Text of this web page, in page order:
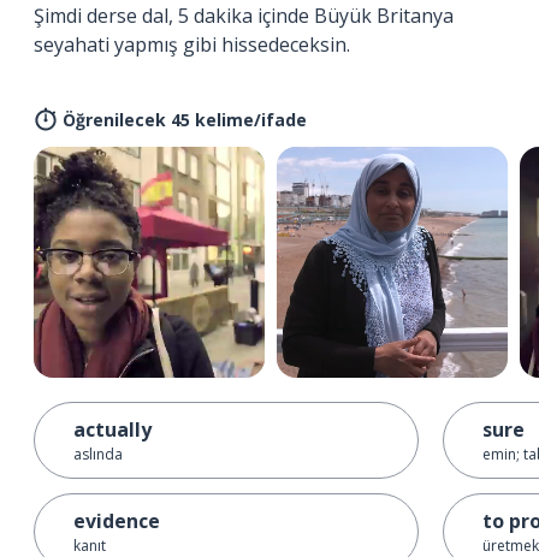
Şimdi derse dal, 5 dakika içinde Büyük Britanya
seyahati yapmış gibi hissedeceksin.
Öğrenilecek 45 kelime/ifade
actually
aslında
evidence
kanıt
sure
emin;
to
üretmek